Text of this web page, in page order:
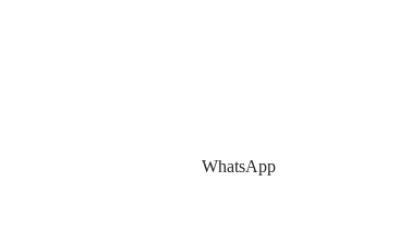
WhatsApp